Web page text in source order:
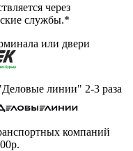
через
службы.*
или двери
линии" 2-3 раза
компаний